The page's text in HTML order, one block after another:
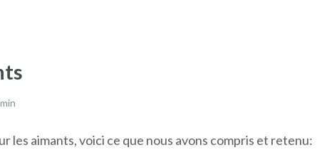
les aimants, voici ce que nous avons compris et retenu: